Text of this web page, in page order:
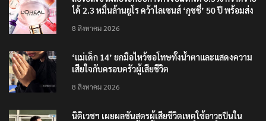
ลอรีอัลโชว์ผลประกอบการครึ่งปีแรกโต 6.5% กวาดราย
8 สิงหาคม 2026
‘แม่เด็ก 14’ ยกมือไหว้ขอโทษทั้งน้ำตาและแสดงความ
8 สิงหาคม 2026